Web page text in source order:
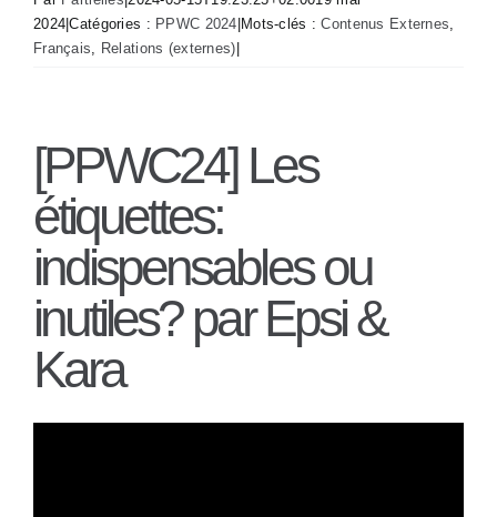
2024|Catégories : PPWC 2024|Mots-clés :Contenus Externes
Français
Relations (externes)|
[PPWC24] Les
étiquettes:
indispensables ou
inutiles? par Epsi &
Kara